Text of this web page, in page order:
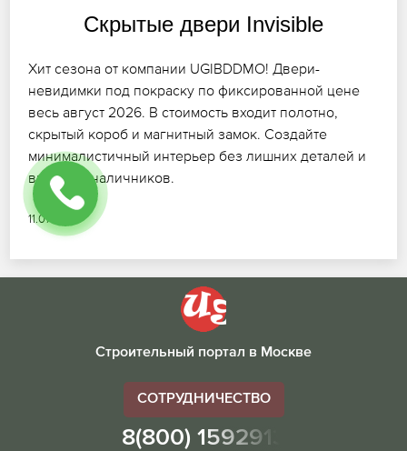
Скрытые двери Invisible
Хит сезона от компании UGIBDDMO! Двери-
невидимки под покраску по фиксированной цене
весь август 2026. В стоимость входит полотно,
скрытый короб и магнитный замок. Создайте
минималистичный интерьер без лишних деталей и
видимых наличников.
11.07.2026
Строительный портал в Москве
СОТРУДНИЧЕСТВО
8(800) 1592913